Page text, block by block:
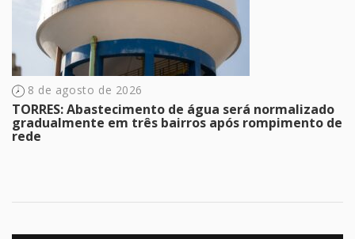
8 de agosto de 2026
TORRES: Abastecimento de água será normalizado
gradualmente em três bairros após rompimento de
rede